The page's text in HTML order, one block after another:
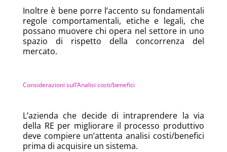
Inoltre è bene porre l’accento su fondamentali
regole comportamentali, etiche e legali, che
possano muovere chi opera nel settore in uno
spazio di rispetto della concorrenza del
mercato.
Considerazioni sull’Analisi costi/benefici
L’azienda che decide di intraprendere la via
della RE per migliorare il processo produttivo
deve compiere un’attenta analisi costi/benefici
prima di acquisire un sistema.